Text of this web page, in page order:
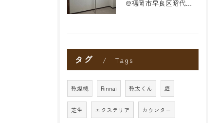
@福岡市早良区昭代のリフォーム
タグ Tags
乾燥機 Rinnai 乾太くん 庭
芝生 エクステリア カウンター